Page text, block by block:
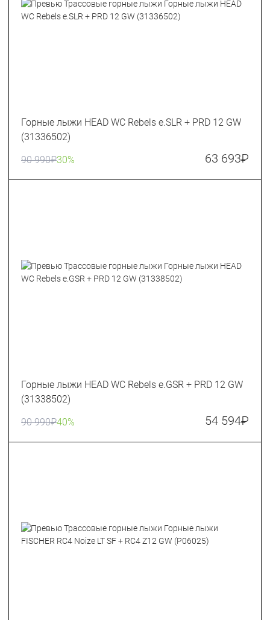
Горные лыжи HEAD WC Rebels e.SLR + PRD 12 GW
(31336502)
90 990₽30% 63 693₽
Горные лыжи HEAD WC Rebels e.GSR + PRD 12 GW
(31338502)
90 990₽40% 54 594₽